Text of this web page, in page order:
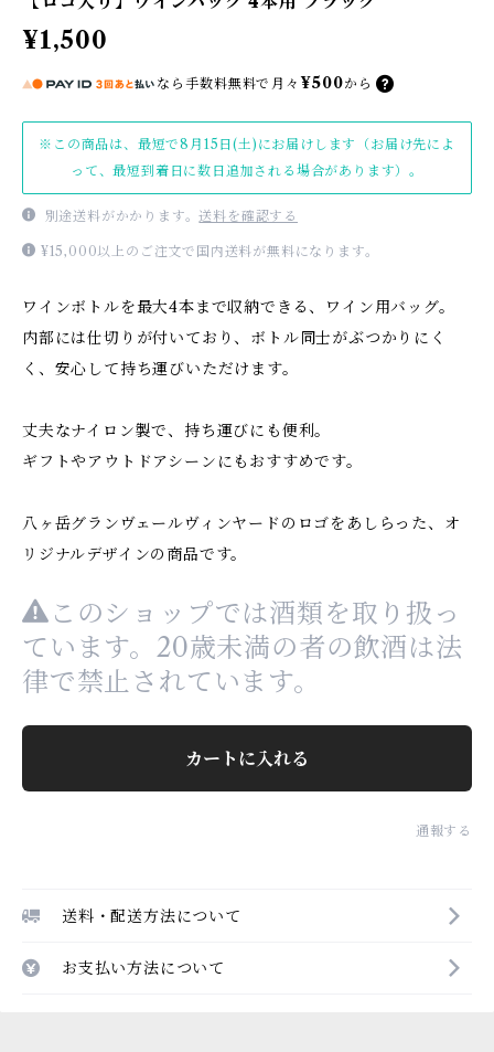
¥1,500
なら 手数料無料で 月々 ¥500から
※この商品は、最短で8月15日(土)にお届けします（お届け先によ
って、最短到着日に数日追加される場合があります）。
別途送料がかかります。送料を確認する
¥15,000以上のご注文で国内送料が無料になります。
ワインボトルを最大4本まで収納できる、ワイン用バッグ。
内部には仕切りが付いており、ボトル同士がぶつかりにく
く、安心して持ち運びいただけます。
丈夫なナイロン製で、持ち運びにも便利。
ギフトやアウトドアシーンにもおすすめです。
八ヶ岳グランヴェールヴィンヤードのロゴをあしらった、オ
リジナルデザインの商品です。
このショップでは酒類を取り扱っ
ています。20歳未満の者の飲酒は法
律で禁止されています。
カートに入れる
通報する
送料・配送方法について
お支払い方法について